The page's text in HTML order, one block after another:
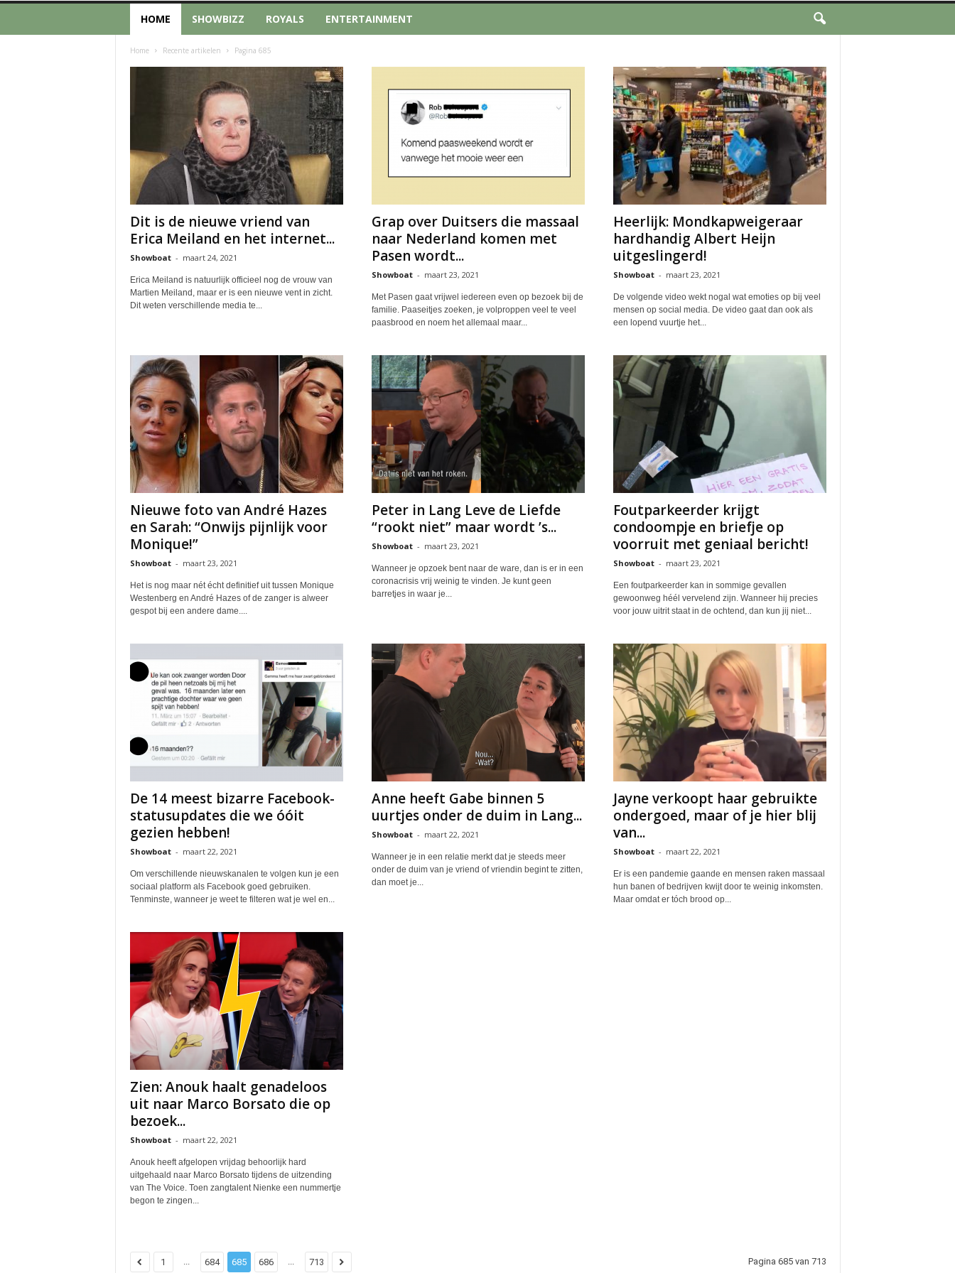
HOME SHOWBIZZ ROYALS ENTERTAINMENT
Home Recente artikelen Pagina 685
Dit is de nieuwe vriend van
Erica Meiland en het internet...
Showboat - maart 24, 2021
Erica Meiland is natuurlijk officieel nog de vrouw van
Martien Meiland, maar er is een nieuwe vent in zicht.
Dit weten verschillende media te...
Grap over Duitsers die massaal
naar Nederland komen met
Pasen wordt...
Showboat - maart 23, 2021
Met Pasen gaat vrijwel iedereen even op bezoek bij de
familie. Paaseitjes zoeken, je volproppen veel te veel
paasbrood en noem het allemaal maar...
Heerlijk: Mondkapweigeraar
hardhandig Albert Heijn
uitgeslingerd!
Showboat - maart 23, 2021
De volgende video wekt nogal wat emoties op bij veel
mensen op social media. De video gaat dan ook als
een lopend vuurtje het...
Nieuwe foto van André Hazes
en Sarah: “Onwijs pijnlijk voor
Monique!”
Showboat - maart 23, 2021
Het is nog maar nét écht definitief uit tussen Monique
Westenberg en André Hazes of de zanger is alweer
gespot bij een andere dame....
Peter in Lang Leve de Liefde
“rookt niet” maar wordt ’s...
Showboat - maart 23, 2021
Wanneer je opzoek bent naar de ware, dan is er in een
coronacrisis vrij weinig te vinden. Je kunt geen
barretjes in waar je...
Foutparkeerder krijgt
condoompje en briefje op
voorruit met geniaal bericht!
Showboat - maart 23, 2021
Een foutparkeerder kan in sommige gevallen
gewoonweg héél vervelend zijn. Wanneer hij precies
voor jouw uitrit staat in de ochtend, dan kun jij niet...
De 14 meest bizarre Facebook-
statusupdates die we óóit
gezien hebben!
Showboat - maart 22, 2021
Om verschillende nieuwskanalen te volgen kun je een
sociaal platform als Facebook goed gebruiken.
Tenminste, wanneer je weet te filteren wat je wel en...
Anne heeft Gabe binnen 5
uurtjes onder de duim in Lang...
Showboat - maart 22, 2021
Wanneer je in een relatie merkt dat je steeds meer
onder de duim van je vriend of vriendin begint te zitten,
dan moet je...
Jayne verkoopt haar gebruikte
ondergoed, maar of je hier blij
van...
Showboat - maart 22, 2021
Er is een pandemie gaande en mensen raken massaal
hun banen of bedrijven kwijt door te weinig inkomsten.
Maar omdat er tóch brood op...
Zien: Anouk haalt genadeloos
uit naar Marco Borsato die op
bezoek...
Showboat - maart 22, 2021
Anouk heeft afgelopen vrijdag behoorlijk hard
uitgehaald naar Marco Borsato tijdens de uitzending
van The Voice. Toen zangtalent Nienke een nummertje
begon te zingen...
1 ... 684 685 686 ... 713 Pagina 685 van 713